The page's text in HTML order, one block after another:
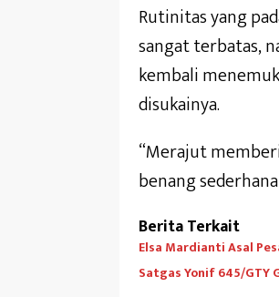
Rutinitas yang
sangat terbatas,
kembali
disukainya.
“Merajut
benang
Berita Terkait
Elsa Mardianti Asal
Satgas Yonif 645/GTY